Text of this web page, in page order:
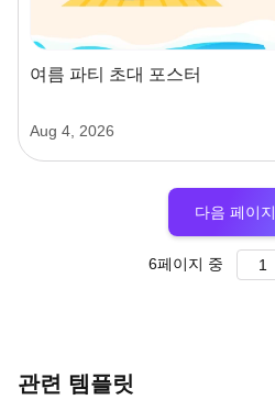
여름 파티 초대 포스터
Aug 4, 2026
다음 페이지
6페이지 중
관련 템플릿